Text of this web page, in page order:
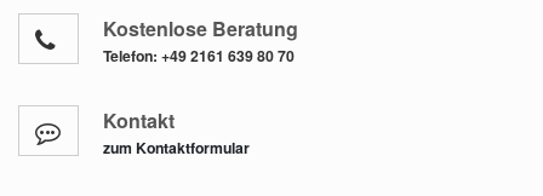
Kostenlose Beratung
Telefon: +49 2161 639 80 70
Kontakt
zum Kontaktformular